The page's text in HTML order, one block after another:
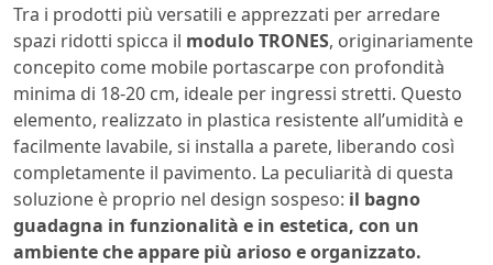
Tra i prodotti più versatili e apprezzati per arredare
spazi ridotti spicca il modulo TRONES, originariamente
concepito come mobile portascarpe con profondità
minima di 18-20 cm, ideale per ingressi stretti. Questo
elemento, realizzato in plastica resistente all’umidità e
facilmente lavabile, si installa a parete, liberando così
completamente il pavimento. La peculiarità di questa
soluzione è proprio nel design sospeso: il bagno
guadagna in funzionalità e in estetica, con un
ambiente che appare più arioso e organizzato.